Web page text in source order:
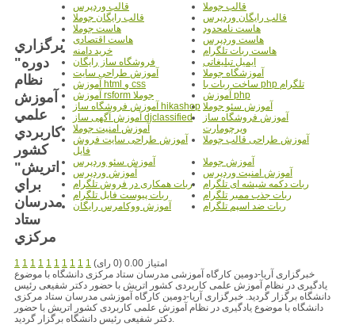
قالب جوملا
قالب وردپرس
قالب رایگان وردپرس
قالب رایگان جوملا
هاست نامحدود
هاست جوملا
هاست وردپرس
هاست اقتصادی
هاست ربات تلگرام
خرید دامنه
ایمیل تبلیغاتی
فروشگاه ساز رایگان
آموزشگاه جوملا
آموزش طراحی سایت
ساخت ربات با php تلگرام
آموزش html و css
آموزش php
آموزش rsform جوملا
آموزش سئو جوملا آموزش فروشگاه ساز hikashop
آموزش فروشگاه ساز
ویرچومارت
آموزش آگهی ساز djclassified
آموزش امنیت جوملا
آموزش طراحی قالب جوملا
آموزش طراحی سایت فروش
فایل
آموزش جوملا
آموزش سئو وردپرس
آموزش امنیت وردپرس
آموزش وردپرس
ربات دکمه شیشه ای تلگرام
ربات همکاری در فروش تلگرام
ربات جذب ممبر تلگرام
ربات پیوست فایل تلگرام
ربات ضد اسپم تلگرام
آموزش ووکامرس رایگان
برگزاري
دوره"
نظام
آموزش
علمي
كاربردي
كشور
اتريش"
براي
مدرسان
ستاد
مرکزي
1 1 1 1 1 1 1 1 1 1
امتیاز 0.00 (0 رای)
خبرگزاری آریا-دومین کارگاه آموزشی مدرسان ستاد مرکزی دانشگاه با موضوع
یادگیری در نظام آموزش علمی کاربردی کشور اتریش با حضور دکتر شفیعی رئیس
دانشگاه برگزار گردید. خبرگزاری آریا-دومین کارگاه آموزشی مدرسان ستاد مرکزی
دانشگاه با موضوع یادگیری در نظام آموزش علمی کاربردی کشور اتریش با حضور
دکتر شفیعی رئیس دانشگاه برگزار گردید.